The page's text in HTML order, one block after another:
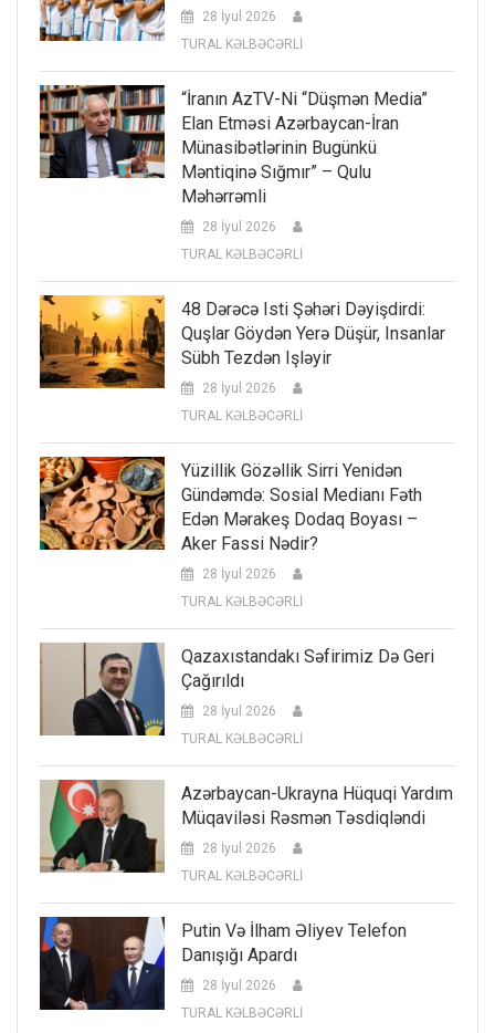
28 İyul 2026
TURAL KƏLBƏCƏRLİ
“İranın AzTV-Ni “düşmən Media”
Elan Etməsi Azərbaycan-İran
Münasibətlərinin Bugünkü
Məntiqinə Sığmır” – Qulu
Məhərrəmli
28 İyul 2026
TURAL KƏLBƏCƏRLİ
48 Dərəcə Isti Şəhəri Dəyişdirdi:
Quşlar Göydən Yerə Düşür, Insanlar
Sübh Tezdən Işləyir
28 İyul 2026
TURAL KƏLBƏCƏRLİ
Yüzillik Gözəllik Sirri Yenidən
Gündəmdə: Sosial Medianı Fəth
Edən Mərakeş Dodaq Boyası –
Aker Fassi Nədir?
28 İyul 2026
TURAL KƏLBƏCƏRLİ
Qazaxıstandakı Səfirimiz Də Geri
Çağırıldı
28 İyul 2026
TURAL KƏLBƏCƏRLİ
Azərbaycan-Ukrayna Hüquqi Yardım
Müqaviləsi Rəsmən Təsdiqləndi
28 İyul 2026
TURAL KƏLBƏCƏRLİ
Putin Və İlham Əliyev Telefon
Danışığı Apardı
28 İyul 2026
TURAL KƏLBƏCƏRLİ